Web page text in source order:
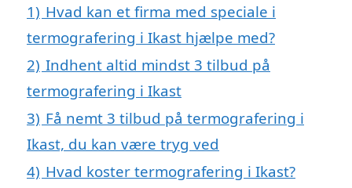
1) Hvad kan et firma med speciale i
termografering i Ikast hjælpe med?
2) Indhent altid mindst 3 tilbud på
termografering i Ikast
3) Få nemt 3 tilbud på termografering i
Ikast, du kan være tryg ved
4) Hvad koster termografering i Ikast?